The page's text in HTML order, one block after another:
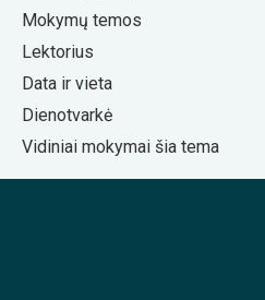
Mokymų temos
Lektorius
Data ir vieta
Dienotvarkė
Vidiniai mokymai šia tema